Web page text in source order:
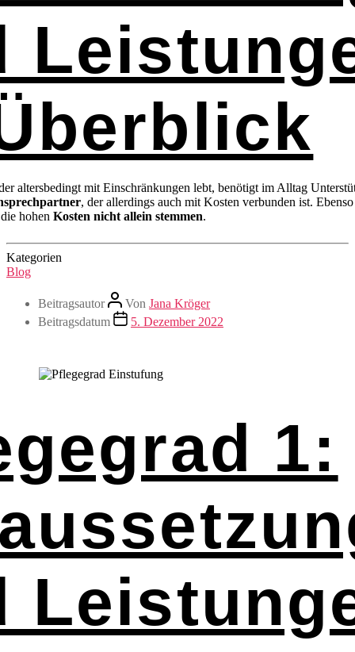
altersbedingt mit Einschränkungen lebt, benötigt im Alltag
, der allerdings auch mit Kosten verbunden ist.
hohen Kosten nicht allein stemmen.
Kategorien
Blog
Beitragsautor Von Jana Kröger
Beitragsdatum
5. Dezember 2022
1: